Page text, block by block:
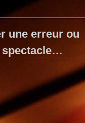
une erreur ou
spectacle…